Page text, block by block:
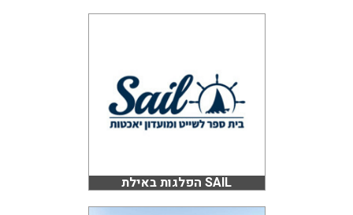
SAIL הפלגות באילת